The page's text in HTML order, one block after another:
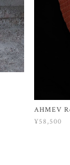
AHMEV
¥58,500